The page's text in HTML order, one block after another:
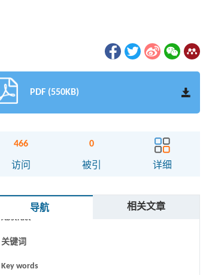
PDF (550KB)
466
访问
0
被引 详细
导航 相关文章
摘要
Abstract
关键词
Key words